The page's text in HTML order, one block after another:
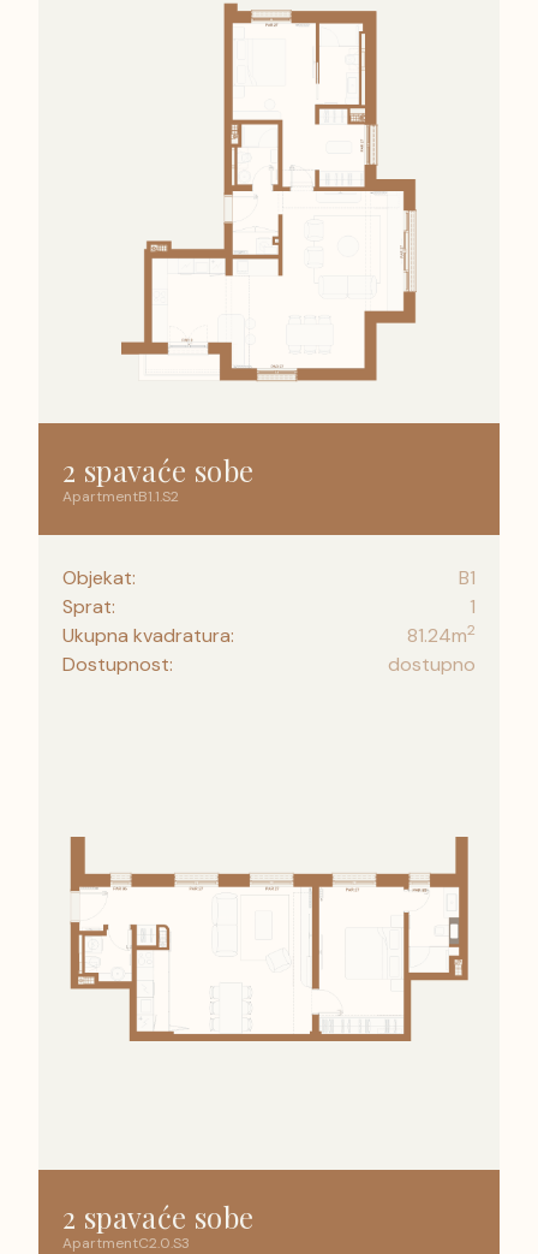
2 spavaće sobe
ApartmentB1.1.S2
Objekat:
B1
Sprat:
1
Ukupna kvadratura:
81.24m2
Dostupnost: dostupno
2 spavaće sobe
ApartmentC2.0.S3